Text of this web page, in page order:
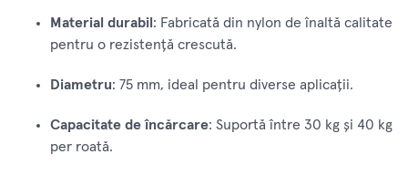
Material durabil : Fabricată din nylon de înaltă calitate
pentru o rezistență crescută.
Diametru: 75 mm, ideal pentru diverse aplicații.
Capacitate de încărcare: Suportă între 30 kg și 40 kg
per roată.